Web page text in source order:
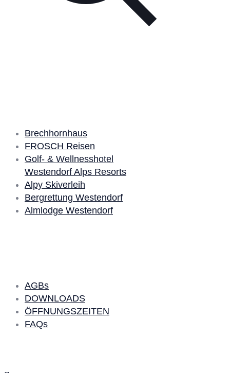
Brechhornhaus
FROSCH Reisen
Golf- & Wellnesshotel
Westendorf Alps Resorts
Alpy Skiverleih
Bergrettung Westendorf
Almlodge Westendorf
AGBs
DOWNLOADS
ÖFFNUNGSZEITEN
FAQs